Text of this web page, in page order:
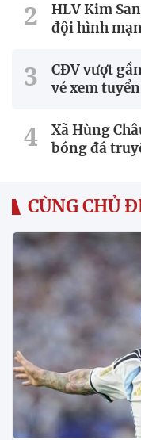
HLV Kim
đội hình
CĐV vượt
vé xem
Xã Hùng
bóng đá
CÙNG CHỦ